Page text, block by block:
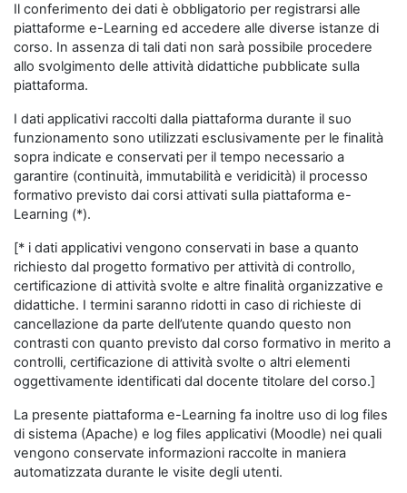
Il conferimento dei dati è obbligatorio per registrarsi alle
piattaforme e-Learning ed accedere alle diverse istanze di
corso. In assenza di tali dati non sarà possibile procedere
allo svolgimento delle attività didattiche pubblicate sulla
piattaforma.
I dati applicativi raccolti dalla piattaforma durante il suo
funzionamento sono utilizzati esclusivamente per le finalità
sopra indicate e conservati per il tempo necessario a
garantire (continuità, immutabilità e veridicità) il processo
formativo previsto dai corsi attivati sulla piattaforma e-
Learning (*).
[* i dati applicativi vengono conservati in base a quanto
richiesto dal progetto formativo per attività di controllo,
certificazione di attività svolte e altre finalità organizzative e
didattiche. I termini saranno ridotti in caso di richieste di
cancellazione da parte dell’utente quando questo non
contrasti con quanto previsto dal corso formativo in merito a
controlli, certificazione di attività svolte o altri elementi
oggettivamente identificati dal docente titolare del corso.]
La presente piattaforma e-Learning fa inoltre uso di log files
di sistema (Apache) e log files applicativi (Moodle) nei quali
vengono conservate informazioni raccolte in maniera
automatizzata durante le visite degli utenti.